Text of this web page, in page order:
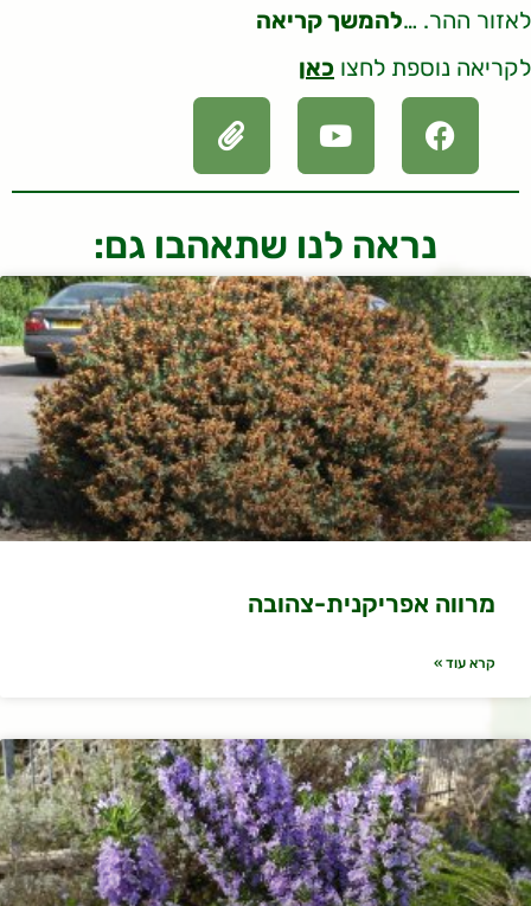
לאזור ההר. …להמשך קריאה
לקריאה נוספת לחצו כאן
נראה לנו שתאהבו גם:
מרווה אפריקנית-צהובה
קרא עוד »